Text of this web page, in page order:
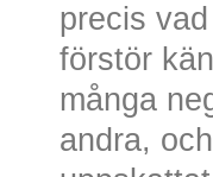
precis
förstör
många
andra,